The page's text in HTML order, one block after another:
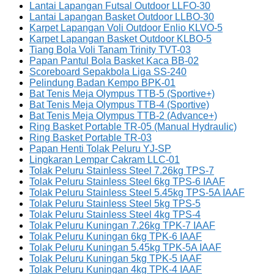
Lantai Lapangan Futsal Outdoor LLFO-30
Lantai Lapangan Basket Outdoor LLBO-30
Karpet Lapangan Voli Outdoor Enlio KLVO-5
Karpet Lapangan Basket Outdoor KLBO-5
Tiang Bola Voli Tanam Trinity TVT-03
Papan Pantul Bola Basket Kaca BB-02
Scoreboard Sepakbola Liga SS-240
Pelindung Badan Kempo BPK-01
Bat Tenis Meja Olympus TTB-5 (Sportive+)
Bat Tenis Meja Olympus TTB-4 (Sportive)
Bat Tenis Meja Olympus TTB-2 (Advance+)
Ring Basket Portable TR-05 (Manual Hydraulic)
Ring Basket Portable TR-03
Papan Henti Tolak Peluru YJ-SP
Lingkaran Lempar Cakram LLC-01
Tolak Peluru Stainless Steel 7.26kg TPS-7
Tolak Peluru Stainless Steel 6kg TPS-6 IAAF
Tolak Peluru Stainless Steel 5.45kg TPS-5A IAAF
Tolak Peluru Stainless Steel 5kg TPS-5
Tolak Peluru Stainless Steel 4kg TPS-4
Tolak Peluru Kuningan 7.26kg TPK-7 IAAF
Tolak Peluru Kuningan 6kg TPK-6 IAAF
Tolak Peluru Kuningan 5.45kg TPK-5A IAAF
Tolak Peluru Kuningan 5kg TPK-5 IAAF
Tolak Peluru Kuningan 4kg TPK-4 IAAF